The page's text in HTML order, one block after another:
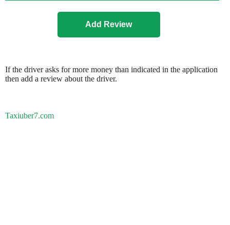
If the driver asks for more money than indicated in the application
then add a review about the driver.
Taxiuber7.com